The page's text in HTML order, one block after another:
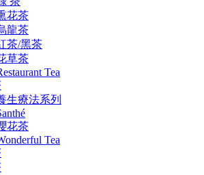
花茶
龍茶
茶/黑茶
草茶
Tea
生療法系列
花茶
Tea